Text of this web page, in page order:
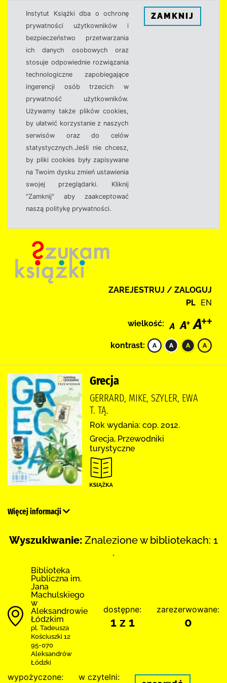
Instytut Książki dba o ochronę
prywatności użytkowników i
bezpieczeństwo przetwarzania
ich danych osobowych oraz
stosuje odpowiednie rozwiązania
technologiczne zapobiegające
ingerencji osób trzecich w
prywatność użytkowników.
Używamy także plików cookies,
by ułatwić korzystanie z naszych
serwisów oraz do celów
statystycznych.Jeśli nie chcesz,
by pliki cookies były zapisywane
na Twoim dysku zmień ustawienia
swojej przeglądarki. Kliknij
"Zamknij" aby zaakceptować
naszą politykę prywatności.
ZAMKNIJ
ZAREJESTRUJ / ZALOGUJ
PL EN
wielkość:
kontrast:
Grecja
GERRARD, MIKE, SZYLER, EWA
T. TĄ.
Rok wydania: cop. 2012.
Grecja, Przewodniki
turystyczne
Więcej informacji
Wyszukiwanie: Znalezione w bibliotekach: 1
.
Biblioteka
Publiczna im.
Jana
Machulskiego
w
Aleksandrowie
Łódzkim
pl. Tadeusza
Kościuszki 12
95-070
Aleksandrów
Łódzki
dostępne:
1 z 1
zarezerwowane:
0
wypożyczone: w czytelni: